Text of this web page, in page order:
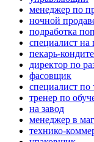
менеджер по
ночной
подработка
специалист на
пекарь-
директор по
фасовщик
специалист по
тренер по
на завод
менеджер в
технико-